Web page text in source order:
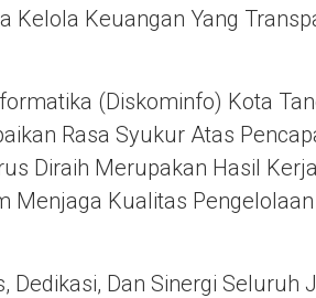
Kelola Keuangan Yang
(Diskominfo) Kota
Rasa Syukur Atas
Diraih Merupakan Hasil
Menjaga Kualitas
Dedikasi, Dan Sinergi Seluruh